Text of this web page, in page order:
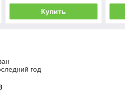
Купить
год